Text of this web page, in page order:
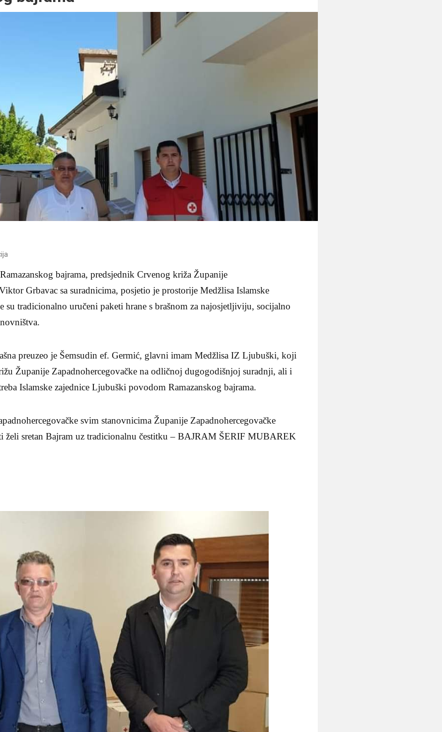
bajrama, predsjednik Crvenog križa Županije
Grbavac sa suradnicima, posjetio je prostorije Medžlisa Islamske
su tradicionalno uručeni paketi hrane s brašnom za najosjetljiviju, socijalno
preuzeo je Šemsudin ef. Germić, glavni imam Medžlisa IZ Ljubuški, koji
Županije Zapadnohercegovačke na odličnoj dugogodišnjoj suradnji, ali i
Islamske zajednice Ljubuški povodom Ramazanskog bajrama.
svim stanovnicima Županije Zapadnohercegovačke
želi sretan Bajram uz tradicionalnu čestitku – BAJRAM ŠERIF MUBAREK